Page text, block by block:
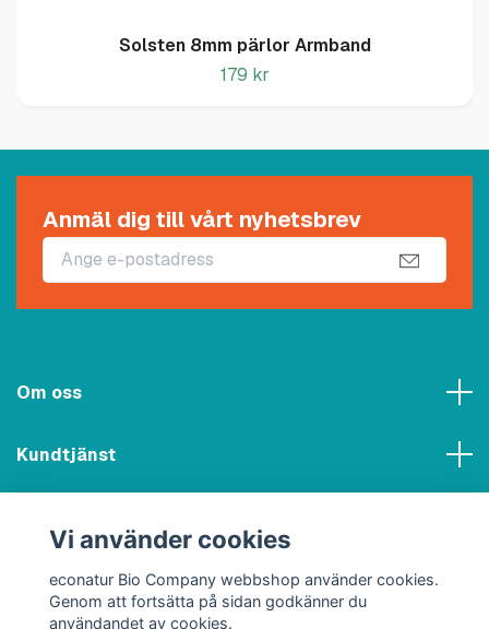
Solsten 8mm pärlor Armband
179 kr
Anmäl dig till vårt nyhetsbrev
Om oss
Kundtjänst
Sociala medier
Vi använder cookies
econatur Bio Company webbshop använder cookies.
Genom att fortsätta på sidan godkänner du
användandet av cookies.